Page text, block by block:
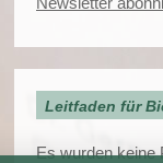
Leitfaden für
Es wurden keine